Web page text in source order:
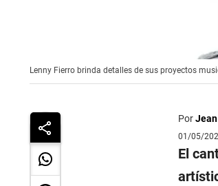
Lenny Fierro brinda detalles de sus proyectos
Por
01/05/
El